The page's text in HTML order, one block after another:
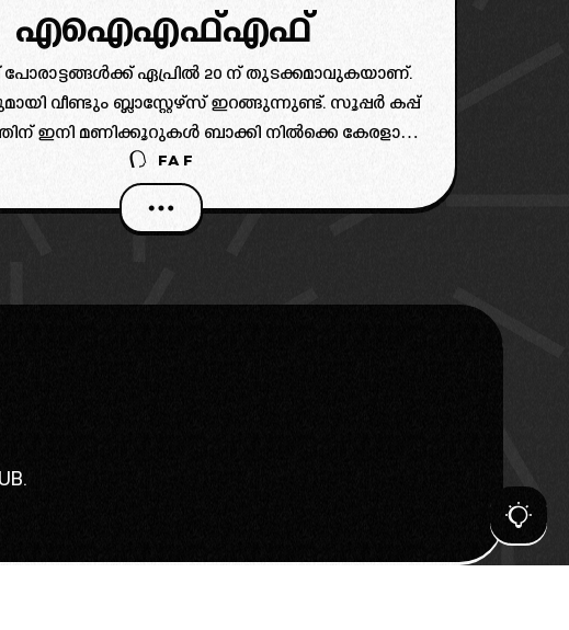
എഐഎഫ്എഫ്
പോരാട്ടങ്ങൾക്ക് ഏപ്രിൽ 20 ന് തുടക്കമാവുകയാണ്.
വീണ്ടും ബ്ലാസ്റ്റേഴ്‌സ് ഇറങ്ങുന്നുണ്ട്. സൂപ്പർ കപ്പ്
ഇനി മണിക്കൂറുകൾ ബാക്കി നിൽക്കെ കേരളാ
മത്സരത്തിൽ മാറ്റം വരുത്തിയിരിക്കുകയാണ്
സംഘാടകരായ എഐഎഫ്എഫ്. ഏപ്രിൽ 20
വൈകുന്നേരം 4:30
FAF